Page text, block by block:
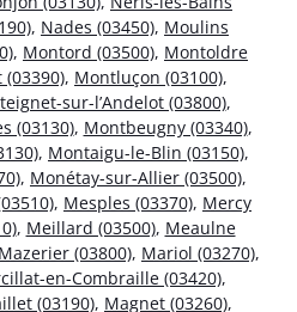
, Nades (03450), Moulins
, Montord (03500), Montoldre
, Montluçon (03100),
sur-l’Andelot (03800),
(03130), Montbeugny (03340),
, Montaigu-le-Blin (03150),
, Monétay-sur-Allier (03500),
, Mesples (03370), Mercy
, Meillard (03500), Meaulne
Mazerier (03800), Mariol (03270),
en-Combraille (03420),
(03190), Magnet (03260),